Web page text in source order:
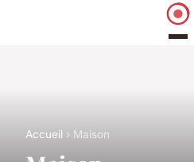
Accueil › Maison